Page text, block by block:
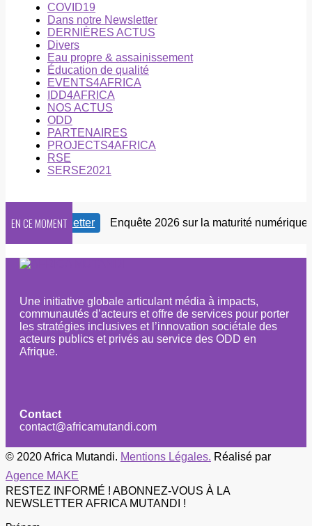
COVID19
Dans notre Newsletter
DERNIÈRES ACTUS
Divers
Eau propre & assainissement
Éducation de qualité
EVENTS4AFRICA
IDD4AFRICA
NOS ACTUS
ODD
PARTENAIRES
PROJECTS4AFRICA
RSE
SERSE2021
EN CE MOMENT
Newsletter Enquête 2026 sur la maturité numérique
Une initiative globale articulant média à impacts,
communautés d’acteurs et offre de services pour porter
les stratégies inclusives et l’innovation sociétale des
acteurs publics et privés au service des ODD en
Afrique.
Contact
contact@africamutandi.com
© 2020 Africa Mutandi. Mentions Légales. Réalisé par
Agence MAKE
RESTEZ INFORMÉ ! ABONNEZ-VOUS À LA
NEWSLETTER AFRICA MUTANDI !